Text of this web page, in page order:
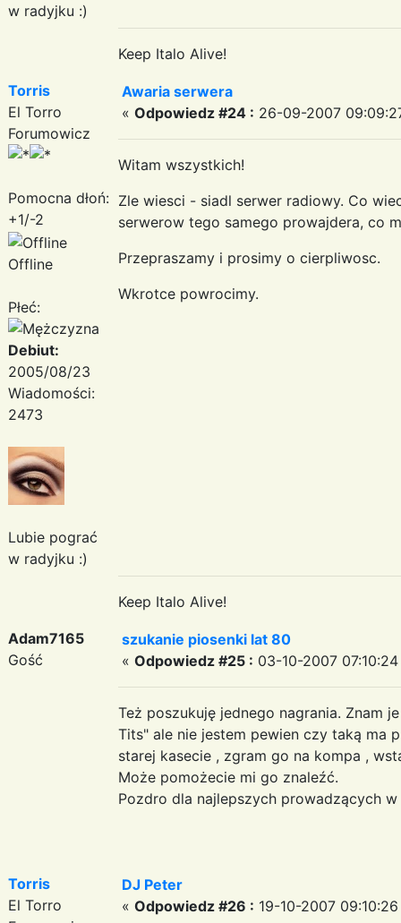
w radyjku :)
Keep Italo Alive!
Torris
El Torro
Forumowicz
Pomocna dłoń:
+1/-2
Offline
Płeć:
Debiut:
2005/08/23
Wiadomości:
2473
Lubie pograć
w radyjku :)
Awaria serwera
« Odpowiedz #24 : 26-09-2007
Witam wszystkich!
Zle wiesci - siadl serwer radiowy. Co
serwerow tego samego prowajdera, co
Przepraszamy i prosimy o cierpliwosc.
Wkrotce powrocimy.
Keep Italo Alive!
Adam7165
Gość
szukanie piosenki lat 80
« Odpowiedz #25 : 03-10-2007
Też poszukuję jednego nagrania. Znam
Tits" ale nie jestem pewien czy taką ma
starej kasecie , zgram go na kompa ,
Może pomożecie mi go znaleźć.
Pozdro dla najlepszych prowadzących
Torris
El Torro
DJ Peter
« Odpowiedz #26 : 19-10-2007